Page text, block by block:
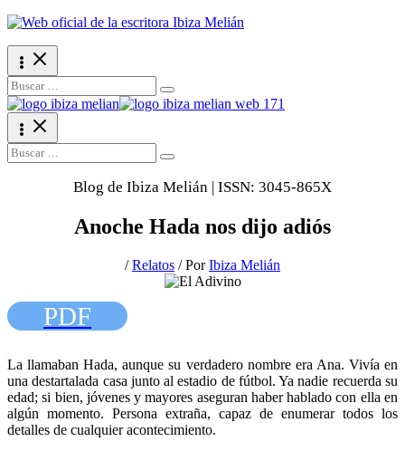
Ir
contenido
Search
for:
Search
for:
Blog de Ibiza Melián | ISSN: 3045-865X
Anoche Hada nos dijo adiós
/Relatos / PorIbiza Melián
PDF
La llamaban Hada, aunque su verdadero nombre era Ana. Vivía en
una destartalada casa junto al estadio de fútbol. Ya nadie recuerda su
edad; si bien, jóvenes y mayores aseguran haber hablado con ella en
algún momento. Persona extraña, capaz de enumerar todos los
detalles de cualquier acontecimiento.